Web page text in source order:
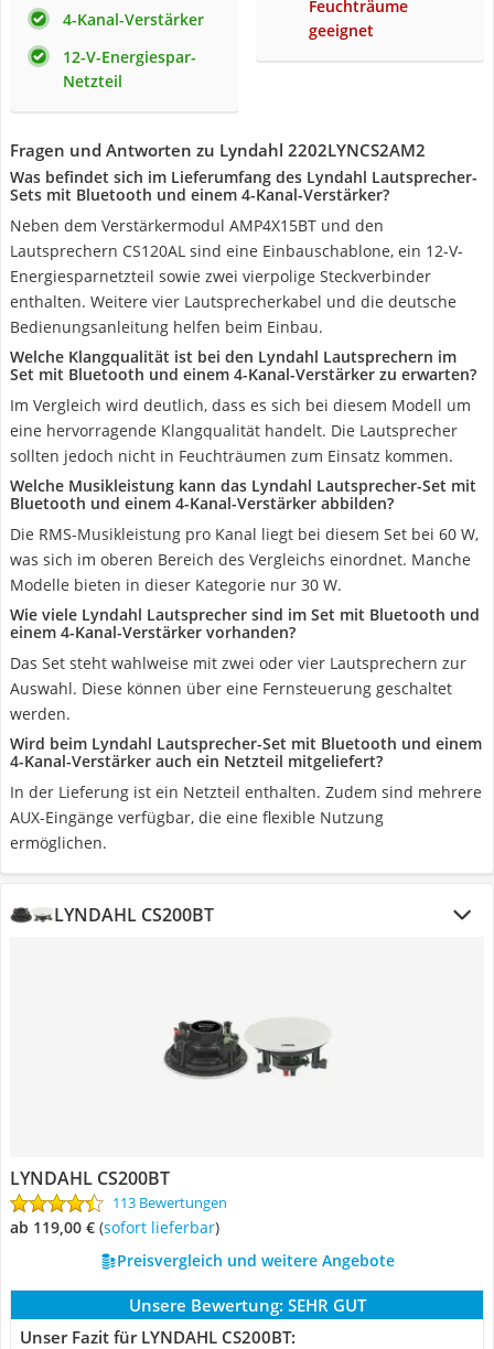
4-Kanal-Verstärker
12-V-Energiespar-
Netzteil
Feuchträume
geeignet
Fragen und Antworten zu Lyndahl 2202LYNCS2AM2
Was befindet sich im Lieferumfang des Lyndahl Lautsprecher-
Sets mit Bluetooth und einem 4-Kanal-Verstärker?
Neben dem Verstärkermodul AMP4X15BT und den
Lautsprechern CS120AL sind eine Einbauschablone, ein 12-V-
Energiesparnetzteil sowie zwei vierpolige Steckverbinder
enthalten. Weitere vier Lautsprecherkabel und die deutsche
Bedienungsanleitung helfen beim Einbau.
Welche Klangqualität ist bei den Lyndahl Lautsprechern im
Set mit Bluetooth und einem 4-Kanal-Verstärker zu erwarten?
Im Vergleich wird deutlich, dass es sich bei diesem Modell um
eine hervorragende Klangqualität handelt. Die Lautsprecher
sollten jedoch nicht in Feuchträumen zum Einsatz kommen.
Welche Musikleistung kann das Lyndahl Lautsprecher-Set mit
Bluetooth und einem 4-Kanal-Verstärker abbilden?
Die RMS-Musikleistung pro Kanal liegt bei diesem Set bei 60 W,
was sich im oberen Bereich des Vergleichs einordnet. Manche
Modelle bieten in dieser Kategorie nur 30 W.
Wie viele Lyndahl Lautsprecher sind im Set mit Bluetooth und
einem 4-Kanal-Verstärker vorhanden?
Das Set steht wahlweise mit zwei oder vier Lautsprechern zur
Auswahl. Diese können über eine Fernsteuerung geschaltet
werden.
Wird beim Lyndahl Lautsprecher-Set mit Bluetooth und einem
4-Kanal-Verstärker auch ein Netzteil mitgeliefert?
In der Lieferung ist ein Netzteil enthalten. Zudem sind mehrere
AUX-Eingänge verfügbar, die eine flexible Nutzung
ermöglichen.
LYNDAHL CS200BT
LYNDAHL CS200BT
113 Bewertungen
ab 119,00 € ( Sofort lieferbar)
Preisvergleich und weitere Angebote
Unsere Bewertung: SEHR GUT
Unser Fazit für LYNDAHL CS200BT: